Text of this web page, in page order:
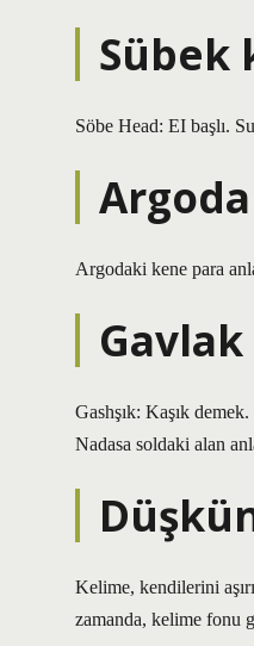
Sübek
Söbe Head: EI başlı.
Argodaki kene para
Gashşık: Kaşık
Nadasa soldaki alan
Kelime, kendilerini
zamanda, kelime fonu